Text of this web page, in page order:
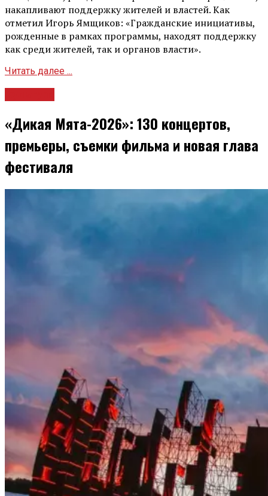
накапливают поддержку жителей и властей. Как
отметил Игорь Ямщиков: «Гражданские инициативы,
рожденные в рамках программы, находят поддержку
как среди жителей, так и органов власти».
Читать далее ...
«Дикая Мята-2026»: 130 концертов,
премьеры, съемки фильма и новая глава
фестиваля